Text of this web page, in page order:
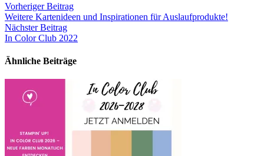
Vorheriger Beitrag
Weitere Kartenideen und Inspirationen für Auslaufprodukte!
Nächster Beitrag
In Color Club 2022
Ähnliche Beiträge